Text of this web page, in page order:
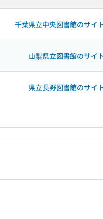
千葉県立中央図書館のサイ
山梨県立図書館のサイ
県立長野図書館のサイ